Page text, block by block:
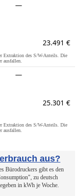
—
23.491 €
Extraktion des S/W-Anteils. Die
ausfallen.
—
25.301 €
Extraktion des S/W-Anteils. Die
ausfallen.
aus?
Bürodruckers gibt es den
zu deutsch
in kWh je Woche.